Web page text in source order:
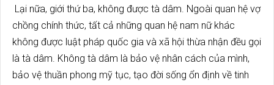
Lại nữa, giới thứ ba, không được tà dâm. Ngoài quan hệ vợ
chồng chính thức, tất cả những quan hệ nam nữ khác
không được luật pháp quốc gia và xã hội thừa nhận đều gọi
là tà dâm. Không tà dâm là bảo vệ nhân cách của mình,
bảo vệ thuần phong mỹ tục, tạo đời sống ổn định về tinh